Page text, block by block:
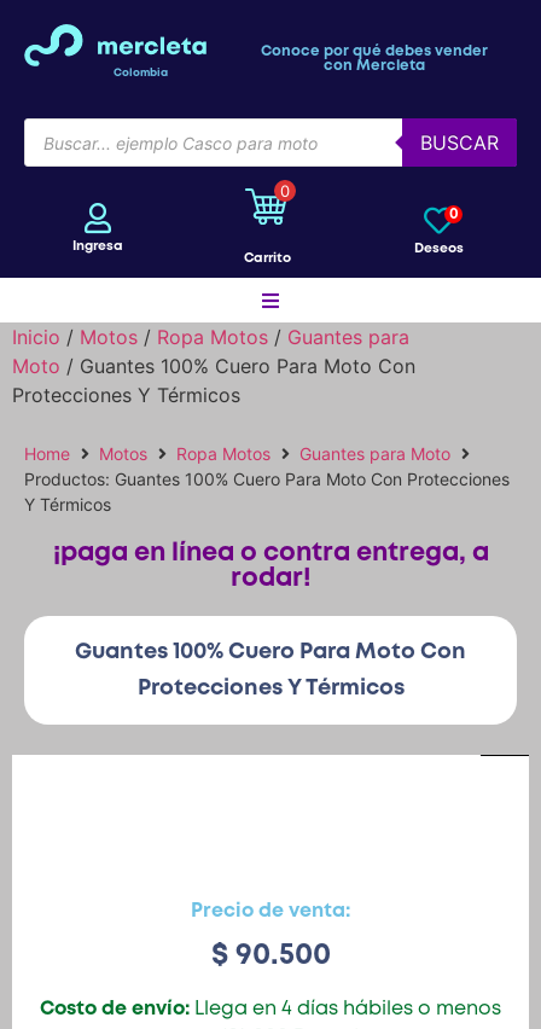
Colombia
Conoce por qué debes vender
con Mercleta
BUSCAR
Ingresa
0
Carrito
Deseos
0
Motos
Bicicletas
Patinetas
Quiero Vender
Inicio / Motos / Ropa Motos / Guantes para
Moto / Guantes 100% Cuero Para Moto Con
Protecciones Y Térmicos
Home Motos Ropa Motos
Guantes para Moto
Productos: Guantes 100% Cuero Para Moto Con Protecciones
Y Térmicos
¡paga en línea o contra entrega, a
rodar!
Guantes 100% Cuero Para Moto Con
Protecciones Y Térmicos
Precio de venta:
$90.500
Costo de envío: Llega en 4 días hábiles o menos